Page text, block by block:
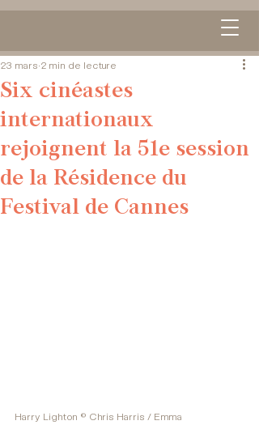
Six cinéastes
internationaux
rejoignent la 51e session
de la Résidence du
Festival de Cannes
23 mars 2 min de lecture
Harry Lighton © Chris Harris / Emma